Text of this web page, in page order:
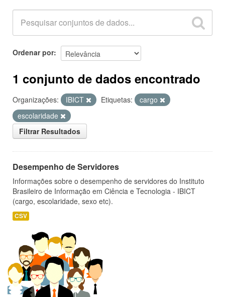
Ordenar por
1 conjunto de dados encontrado
Organizações: IBICT Etiquetas:
cargo
escolaridade
Filtrar Resultados
Desempenho de Servidores
Informações sobre o desempenho de servidores do Instituto
Brasileiro de Informação em Ciência e Tecnologia - IBICT
(cargo, escolaridade, sexo etc).
CSV